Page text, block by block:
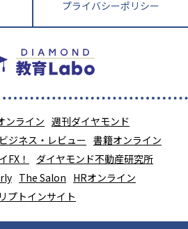
プライバシーポリシー
ンライン 週刊ダイヤモンド
ジネス・レビュー 書籍オンライン
FX！
ダイヤモンド不動産研究所
The Salon HRオンライン
プトインサイト